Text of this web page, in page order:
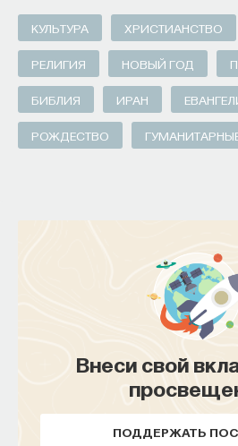
КУЛЬТУРА ХРИСТИАНСТВО
РЕЛИГИЯ НОВЫЙ ГОД
БИБЛИЯ ИРАН
РОЖДЕСТВО
Внеси свой
ПОДДЕРЖАТЬ